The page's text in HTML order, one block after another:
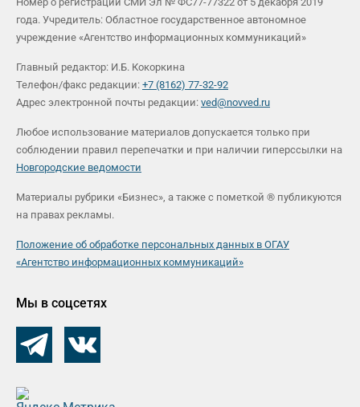
года. Учредитель: Областное государственное автономное
учреждение «Агентство информационных коммуникаций»
Главный редактор: И.Б. Кокоркина
Телефон/факс редакции: +7 (8162) 77-32-92
Адрес электронной почты редакции: ved@novved.ru
Любое использование материалов допускается только при
соблюдении правил перепечатки и при наличии гиперссылки на
Новгородские ведомости
Материалы рубрики «Бизнес», а также с пометкой ® публикуются
на правах рекламы.
Положение об обработке персональных данных в ОГАУ
«Агентство информационных коммуникаций»
Мы в соцсетях